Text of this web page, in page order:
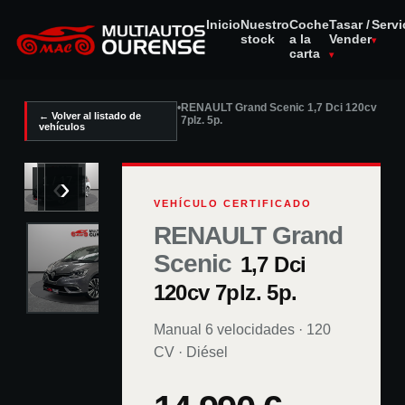
InicioNuestro
stock
Coche
a la
carta
Tasar /
Vender
← Volver al listado de
vehículos
•RENAULT Grand Scenic 1,7 Dci 120cv
7plz. 5p.
1 /17
‹› VEHÍCULO CERTIFICADO
RENAULT Grand
Scenic 1,7 Dci
120cv 7plz. 5p.
Manual 6 velocidades· 120
CV · Diésel